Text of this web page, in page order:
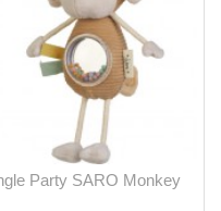
Party SARO Monkey